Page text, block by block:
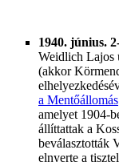
1940. június.
Weidlich Lajos
(akkor
a Mentőállomás
amelyet 1904-
állíttattak a
beválasztották
elnyerte a